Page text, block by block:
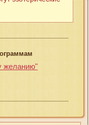
желанию"